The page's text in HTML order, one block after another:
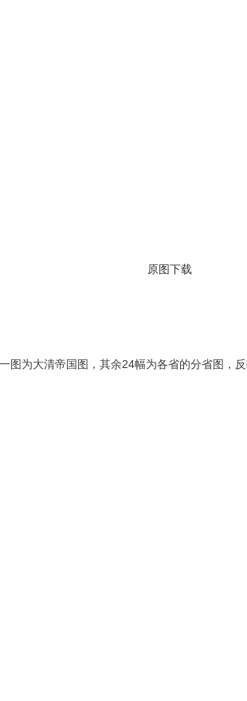
原图下载
为大清帝国图，其余24幅为各省的分省图，